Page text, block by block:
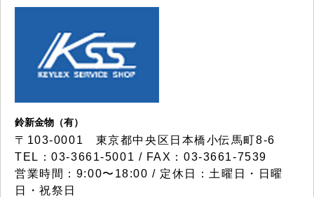
鈴新金物（有）
〒103-0001 東京都中央区日本橋小伝馬町8-6
TEL：03-3661-5001 / FAX：03-3661-7539
営業時間：9:00〜18:00 / 定休日：土曜日・日曜
日・祝祭日